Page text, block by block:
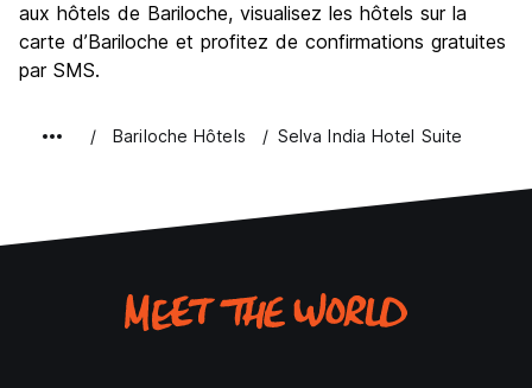
aux hôtels de Bariloche, visualisez les hôtels sur la
carte d’Bariloche et profitez de confirmations gratuites
par SMS.
Bariloche Hôtels Selva India Hotel Suite